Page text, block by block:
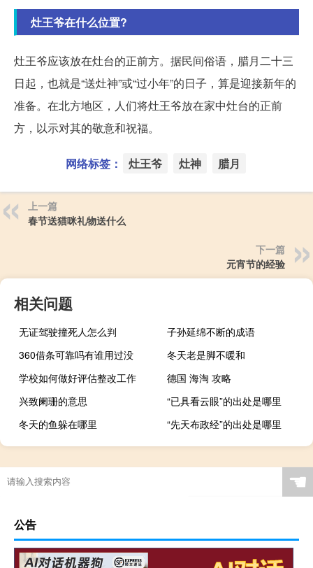
灶王爷在什么位置?
灶王爷应该放在灶台的正前方。据民间俗语，腊月二十三
日起，也就是“送灶神”或“过小年”的日子，算是迎接新年的
准备。在北方地区，人们将灶王爷放在家中灶台的正前
方，以示对其的敬意和祝福。
网络标签： 灶王爷 灶神 腊月
上一篇
春节送猫咪礼物送什么
下一篇
元宵节的经验
相关问题
无证驾驶撞死人怎么判
子孙延绵不断的成语
360借条可靠吗有谁用过没
冬天老是脚不暖和
学校如何做好评估整改工作
德国 海淘 攻略
兴致阑珊的意思
“已具看云眼”的出处是哪里
冬天的鱼躲在哪里
“先天布政经”的出处是哪里
☚
公告